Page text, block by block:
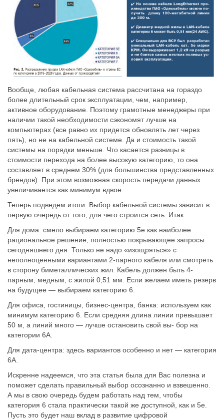
Вообще, любая кабельная система рассчитана на гораздо
более длительный срок эксплуатации, чем, например,
активное оборудование. Поэтому грамотные менеджеры при
наличии такой необходимости сэкономят лучше на
компьютерах (все равно их придется обновлять лет через
пять), но не на кабельной системе. Да и стоимость такой
системы на порядки меньше. Что касается разницы в
стоимости перехода на более высокую категорию, то она
составляет в среднем 30% (для большинства представленных
брендов). При этом возможная скорость передачи данных
увеличивается как минимум вдвое.
Теперь подведем итоги. Выбор кабельной системы зависит в
первую очередь от того, для чего строится сеть. Итак:
Для дома: смело выбираем категорию 5е как наиболее
рациональное решение, полностью покрывающее запросы
сегодняшнего дня. Только не надо «изощряться» с
неполноценными вариантами 2-парного кабеля или смотреть
в сторону биметаллических жил. Кабель должен быть 4-
парным, медным, с жилой 0,51 мм. Если желаем иметь резерв
на будущее — выбираем категорию 6.
Для офиса, гостиницы, бизнес-центра, банка: используем как
минимум категорию 6. Если средняя длина линии превышает
50 м, а линий много — лучше остановить свой вы- бор на
категории 6A.
Для дата-центра: здесь вариантов особенно и нет — категория
6A.
Искренне надеемся, что эта статья была для Вас полезна и
поможет сделать правильный выбор осознанно и взвешенно.
А мы в свою очередь будем работать над тем, чтобы
категория 6 стала практически такой же доступной, как и 5е.
Пусть это будет наш вклад в развитие цифровой